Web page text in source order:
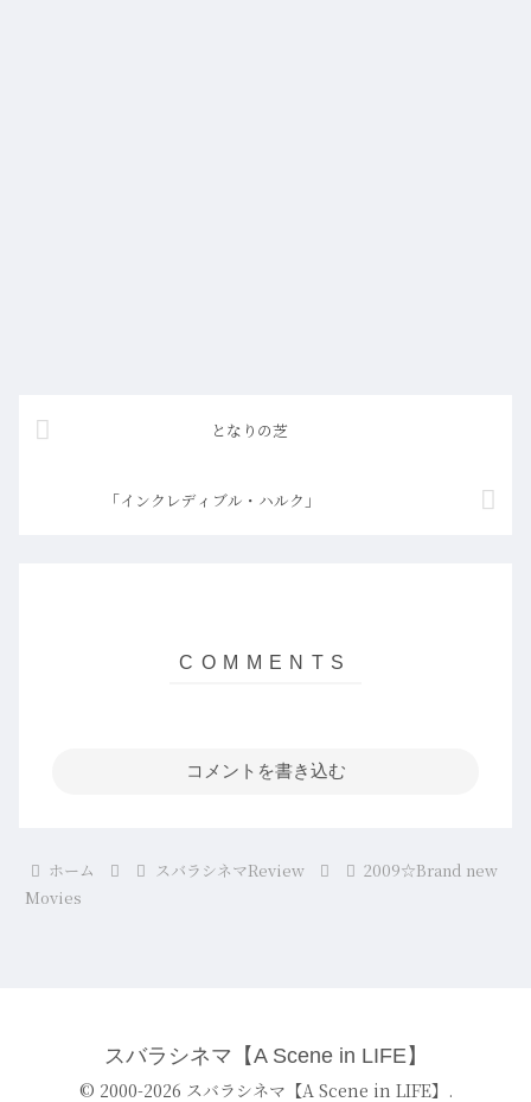
となりの芝
「インクレディブル・ハルク」
コメントを書き込む
ホーム スバラシネマReview
2009☆Brand new
Movies
スバラシネマ【A Scene in LIFE】
© 2000-2026 スバラシネマ【A Scene in LIFE】.